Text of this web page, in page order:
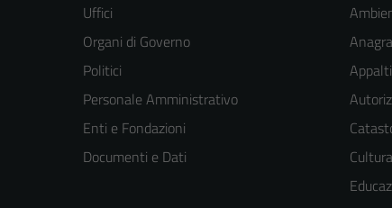
Uffici
Organi di Governo
Politici
Personale Amministrativo
Enti e Fondazioni
Documenti e Dati